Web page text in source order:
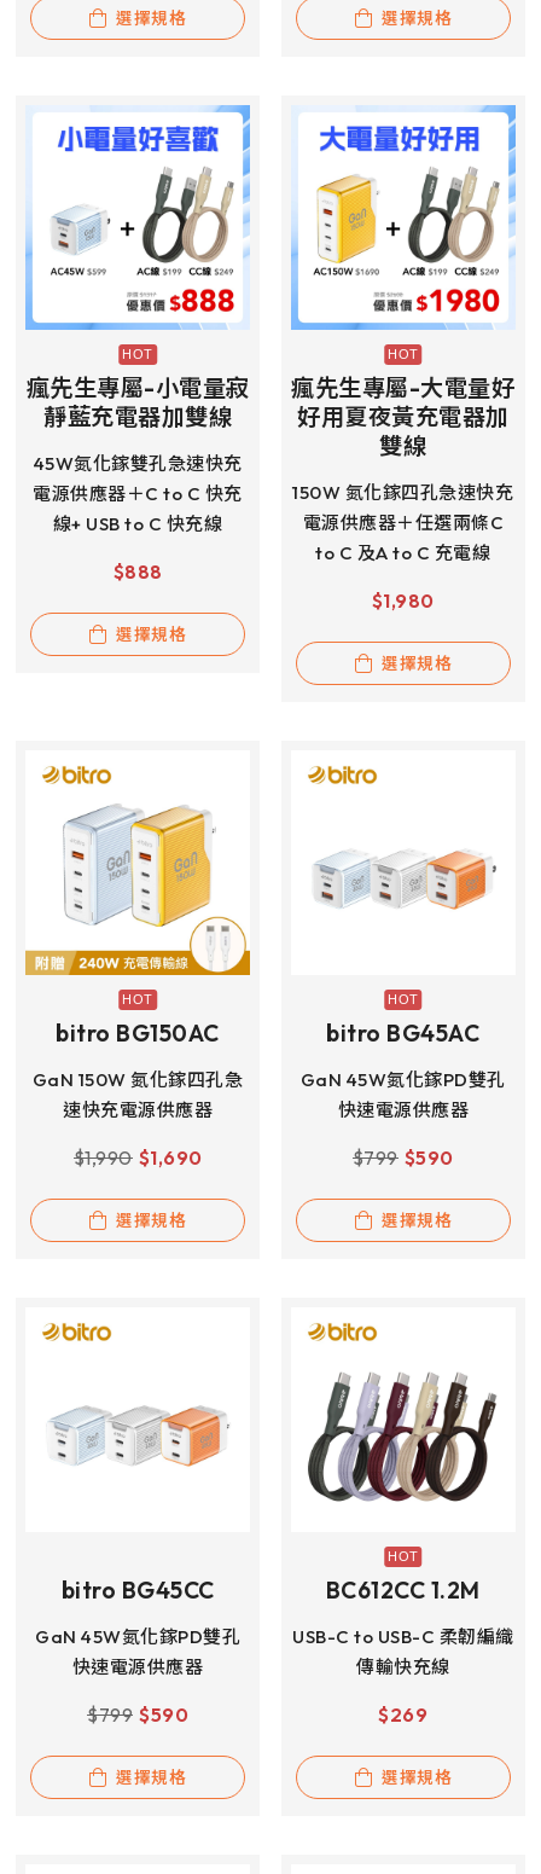
選擇規格 選擇規格
瘋先生專屬-小電量寂
靜藍充電器加雙線
45W氮化鎵雙孔急速快充
電源供應器＋C to C 快充
線+ USB to C 快充線
$888
選擇規格
瘋先生專屬-大電量好
好用夏夜黃充電器加
雙線
150W 氮化鎵四孔急速快充
電源供應器＋任選兩條C
to C 及A to C 充電線
$1,980
選擇規格
bitro BG150AC
GaN 150W 氮化鎵四孔急
速快充電源供應器
$1,990 $1,690
選擇規格
bitro BG45AC
GaN 45W氮化鎵PD雙孔
快速電源供應器
$799 $590
選擇規格
bitro BG45CC
GaN 45W氮化鎵PD雙孔
快速電源供應器
$799 $590
選擇規格
BC612CC 1.2M
USB-C to USB-C 柔韌編織
傳輸快充線
$269
選擇規格